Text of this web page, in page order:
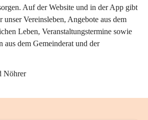
Auf der Website und in der App gibt
unser Vereinsleben, Angebote aus dem
Leben, Veranstaltungstermine sowie
aus dem Gemeinderat und der
Nöhrer